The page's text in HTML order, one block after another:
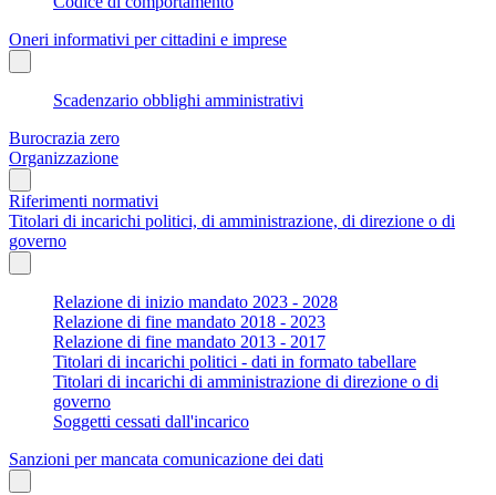
Oneri informativi per cittadini e imprese
Scadenzario obblighi amministrativi
Burocrazia zero
Organizzazione
Riferimenti normativi
Titolari di incarichi politici, di amministrazione, di direzione o di
governo
Relazione di inizio mandato 2023 - 2028
Relazione di fine mandato 2018 - 2023
Relazione di fine mandato 2013 - 2017
Titolari di incarichi politici - dati in formato tabellare
Titolari di incarichi di amministrazione di direzione o di
governo
Soggetti cessati dall'incarico
Sanzioni per mancata comunicazione dei dati